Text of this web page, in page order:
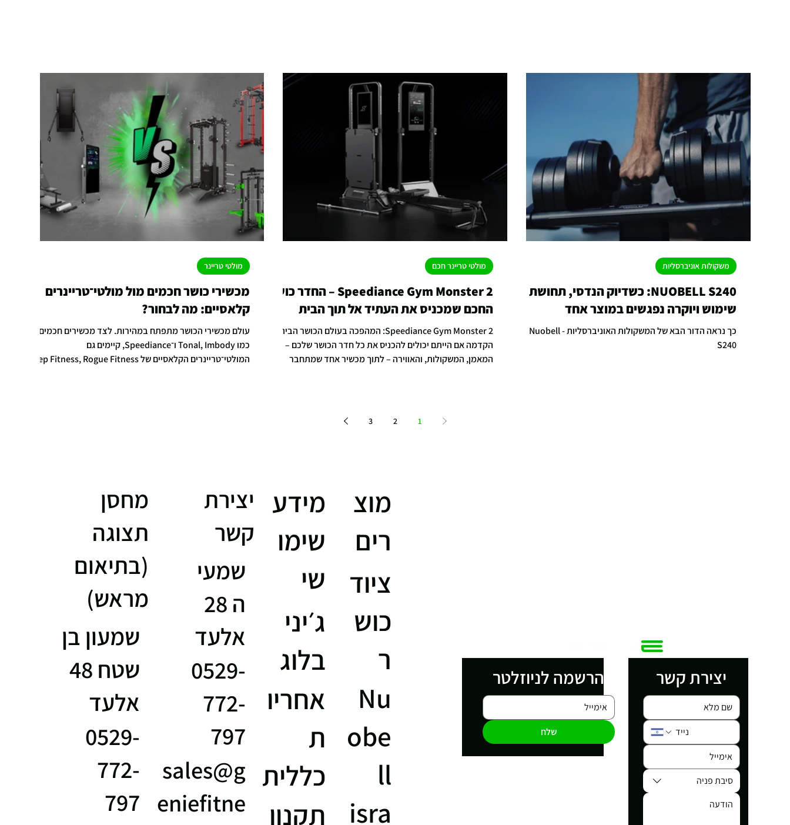
NUOBELL S240: כשדיוק הנדסי, תחושת
שימוש ויוקרה נפגשים במוצר אחד
כך נראה הדור הבא של המשקולות האוניברסליות - Nuobell
S240
משקולות אוניברסליות
Speediance Gym Monster 2 – החדר כושר
החכם שמכניס את העתיד אל תוך הבית
Speediance Gym Monster 2: המהפכה בעולם הכושר הביתי
הקדמה אם הייתם יכולים להכניס את כל חדר הכושר שלכם –
המאמן, המשקולות, והאווירה – לתוך מכשיר אחד שמתחבר
מבוססת מנועים דיגיטליים ובינה מלאכותית שמזהה תנועה,
מולטי טריינר חכם
מכשירי כושר חכמים מול מולטי־טריינרים
קלאסיים: מה לבחור?
עולם מכשירי הכושר מתפתח במהירות. לצד מכשירים חכמים
כמו Tonal, Imbody ו־Speediance, קיימים גם
המולטי־טריינרים הקלאסיים של Rep Fitness, Rogue Fitness
מולטי טריינר
1
2
3
מידע
שימו
שי
ג׳יני
בלוג
אחריו
ת
כללית
תקנון
מוצ
רים
ציוד
כוש
ר
Nu
obe
ll
isra
יצירת
קשר
שמעי
ה 28
אלעד
0529-
772-
797
sales@g
eniefitne
מחסן
תצוגה
(בתיאום
מראש)
שמעון בן
שטח 48
אלעד
0529-
772-
797
יצירת קשר
סיבת פניה
הרשמה לניוזלטר
שלח